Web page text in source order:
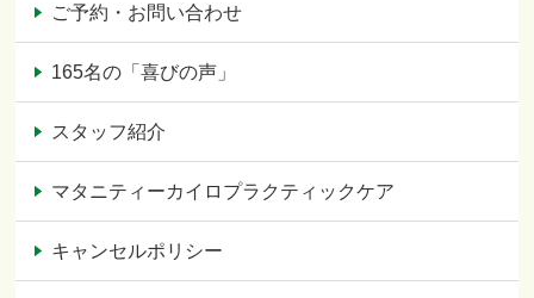
ご予約・お問い合わせ
165名の「喜びの声」
スタッフ紹介
マタニティーカイロプラクティックケア
キャンセルポリシー